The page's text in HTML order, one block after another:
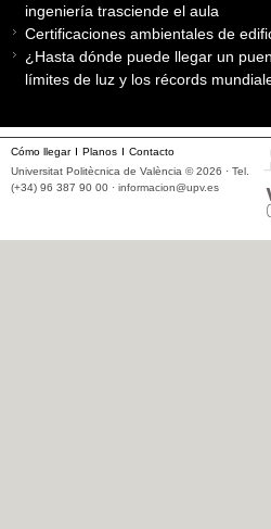
ingeniería trasciende el aula
Certificaciones ambientales de
¿Hasta dónde puede llegar un
límites de luz y los récords
Cómo llegar Planos
Contacto
Universitat Politècnica de València © 2026 · Tel.
(+34) 96 387 90 00 · informacion@upv.es